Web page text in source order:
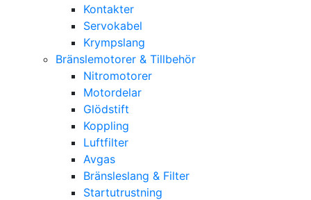
Kontakter
Servokabel
Krympslang
Bränslemotorer & Tillbehör
Nitromotorer
Motordelar
Glödstift
Koppling
Luftfilter
Avgas
Bränsleslang & Filter
Startutrustning